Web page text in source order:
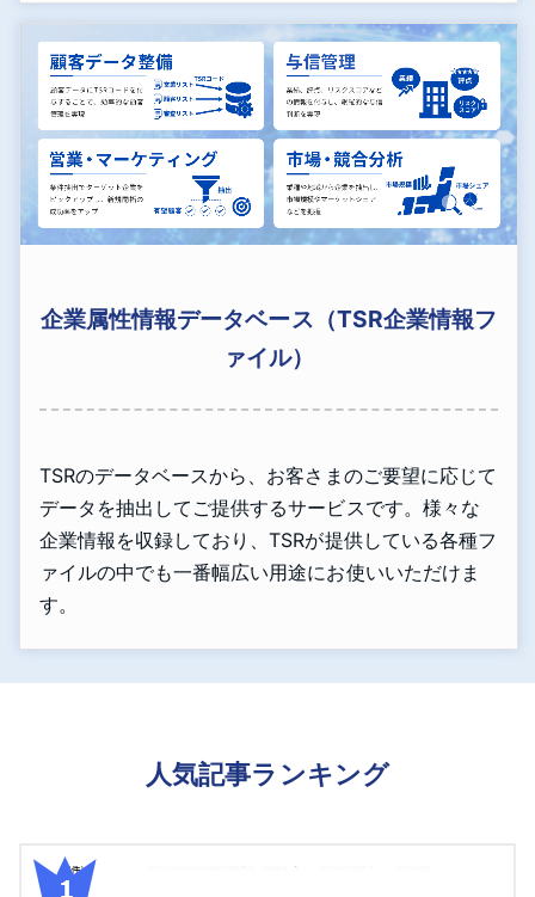
企業属性情報データベース（TSR企業情報フ
ァイル）
TSRのデータベースから、お客さまのご要望に応じて
データを抽出してご提供するサービスです。様々な
企業情報を収録しており、TSRが提供している各種フ
ァイルの中でも一番幅広い用途にお使いいただけま
す。
人気記事ランキング